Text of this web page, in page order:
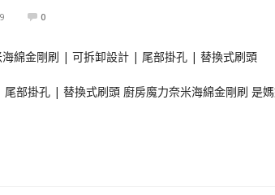
0
部掛孔 | 替換式刷頭 廚房魔力奈米海綿金剛刷 是